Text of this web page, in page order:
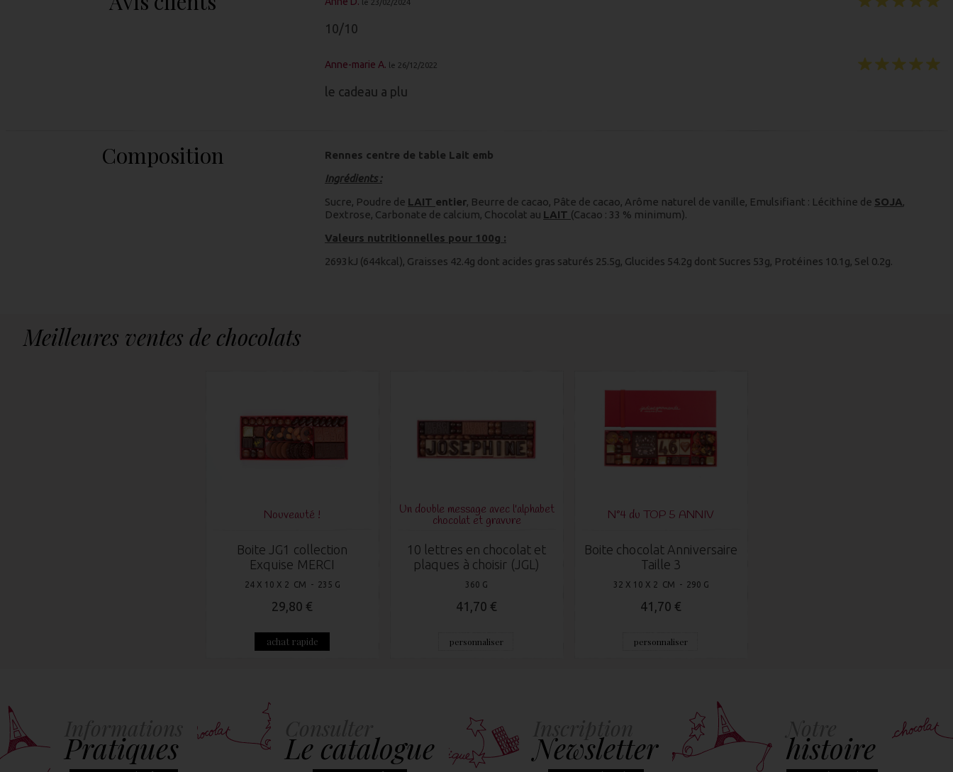
le 23/02/2024
10/10
Anne-marie A. le 26/12/2022
le cadeau a plu
Composition
Rennes centre de table Lait emb
Ingrédients :
Sucre, Poudre de LAIT entier, Beurre de cacao, Pâte de cacao, Arôme naturel de vanille, Emulsifiant : Lécithine de SOJA,
Dextrose, Carbonate de calcium, Chocolat au LAIT (Cacao : 33 % minimum).
Valeurs nutritionnelles pour 100g :
2693kJ (644kcal), Graisses 42.4g dont acides gras saturés 25.5g, Glucides 54.2g dont Sucres 53g, Protéines 10.1g, Sel 0.2g.
Meilleures ventes de chocolats
Nouveauté !
Boite JG1 collection
Exquise MERCI
24 X 10 X 2 CM - 235 G
29,80 €
achat rapide
Un double message avec l'alphabet
chocolat et gravure
10 lettres en chocolat et
plaques à choisir (JGL)
360 G
41,70 €
personnaliser
N°4 du TOP 5 ANNIV
Boite chocolat Anniversaire
Taille 3
32 X 10 X 2 CM - 290 G
41,70 €
personnaliser
Pratiques Le catalogue Newsletter histoire